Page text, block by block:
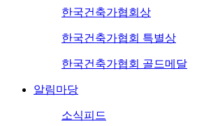
한국건축가협회상
한국건축가협회 특별상
한국건축가협회 골드메달
알림마당
소식피드